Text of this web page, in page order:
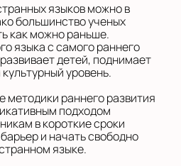
языков можно в
большинство ученых
как можно раньше.
языка с самого раннего
детей, поднимает
уровень.
методики раннего развития
подходом
в короткие сроки
и начать свободно
языке.